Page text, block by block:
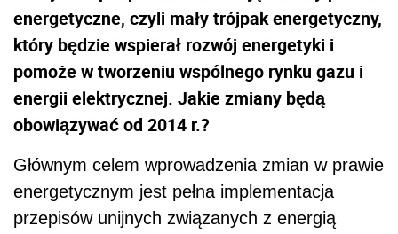
energetyczne, czyli mały trójpak energetyczny,
który będzie wspierał rozwój energetyki i
pomoże w tworzeniu wspólnego rynku gazu i
energii elektrycznej. Jakie zmiany będą
obowiązywać od 2014 r.?
Głównym celem wprowadzenia zmian w prawie
energetycznym jest pełna implementacja
przepisów unijnych związanych z energią